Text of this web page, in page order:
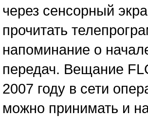
через сенсорный
прочитать
напоминание о
передач. Вещание
2007 году в сети
можно принимать и